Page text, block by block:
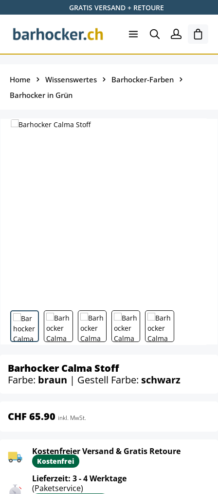
Zum Hauptinhalt springenGRATIS VERSAND + RETOURE
Home Wissenswertes
Barhocker-Farben
Barhocker in Grün
Barhocker Calma Stoff
Farbe: braun | Gestell Farbe: schwarz
CHF 65.90 inkl. MwSt.
Kostenfreier Versand & Gratis Retoure
Kostenfrei
Lieferzeit: 3 - 4 Werktage
(Paketservice)